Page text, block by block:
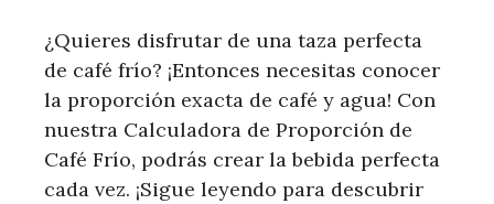
¿Quieres disfrutar de una taza perfecta
de café frío? ¡Entonces necesitas conocer
la proporción exacta de café y agua! Con
nuestra Calculadora de Proporción de
Café Frío, podrás crear la bebida perfecta
cada vez. ¡Sigue leyendo para descubrir